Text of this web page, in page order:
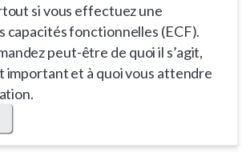
si vous effectuez une
capacités fonctionnelles (ECF).
peut-être de quoi il s’agit,
important et à quoi vous attendre